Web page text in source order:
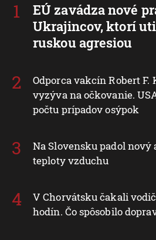
EÚ zavádza nové
Ukrajincov, ktorí
ruskou agresiou
Odporca vakcín Robert F.
vyzýva na očkovanie.
počtu prípadov osýpok
Na Slovensku padol
teploty vzduchu
V Chorvátsku čakali
hodín. Čo spôsobilo